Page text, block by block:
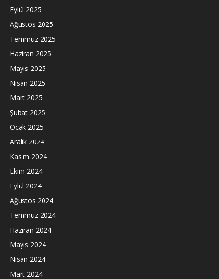
Eylül 2025
Ağustos 2025
Temmuz 2025
Haziran 2025
Mayıs 2025
Nisan 2025
Mart 2025
Şubat 2025
Ocak 2025
Aralık 2024
Kasım 2024
Ekim 2024
Eylül 2024
Ağustos 2024
Temmuz 2024
Haziran 2024
Mayıs 2024
Nisan 2024
Mart 2024